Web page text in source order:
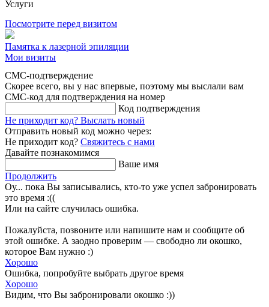
Услуги
Посмотрите перед визитом
Памятка к лазерной эпиляции
Мои визиты
СМС-подтверждение
Скорее всего, вы у нас впервые, поэтому мы выслали вам
СМС-код для подтверждения на номер
Код подтверждения
Не приходит код? Выслать новый
Отправить новый код можно через:
Не приходит код? Свяжитесь с нами
Давайте познакомимся
Ваше имя
Продолжить
Оу... пока Вы записывались, кто-то уже успел забронировать
это время :((
Или на сайте случилась ошибка.
Пожалуйста, позвоните или напишите нам и сообщите об
этой ошибке. А заодно проверим — свободно ли окошко,
которое Вам нужно :)
Хорошо
Ошибка, попробуйте выбрать другое время
Хорошо
Видим, что Вы забронировали окошко :))